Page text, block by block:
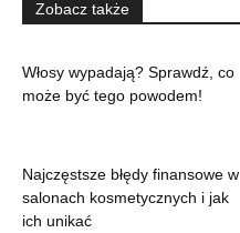
Zobacz także
Włosy wypadają? Sprawdź, co
może być tego powodem!
Najczęstsze błędy finansowe w
salonach kosmetycznych i jak
ich unikać